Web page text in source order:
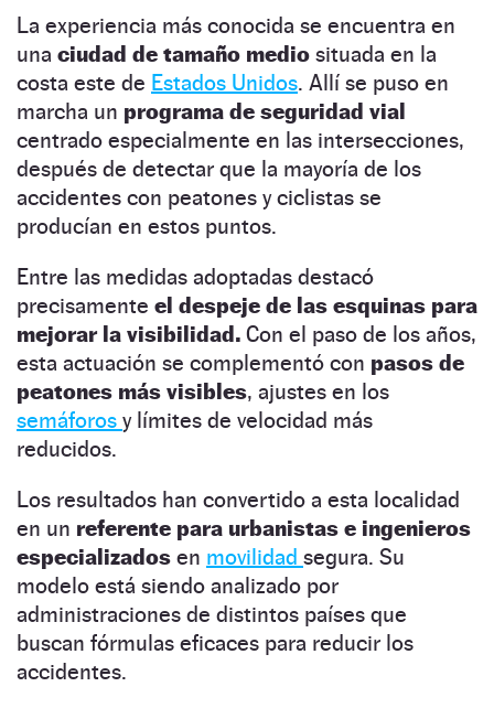
La experiencia más conocida se encuentra en
una ciudad de tamaño medio situada en la
costa este de Estados Unidos. Allí se puso en
marcha un programa de seguridad vial
centrado especialmente en las intersecciones,
después de detectar que la mayoría de los
accidentes con peatones y ciclistas se
producían en estos puntos.
Entre las medidas adoptadas destacó
precisamente el despeje de las esquinas para
mejorar la visibilidad. Con el paso de los años,
esta actuación se complementó con pasos de
peatones más visibles, ajustes en los
semáforos y límites de velocidad más
reducidos.
Los resultados han convertido a esta localidad
en un referente para urbanistas e ingenieros
especializados en movilidad segura. Su
modelo está siendo analizado por
administraciones de distintos países que
buscan fórmulas eficaces para reducir los
accidentes.